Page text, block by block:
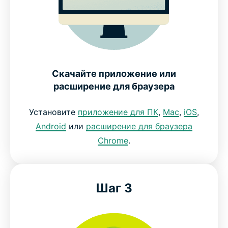
Скачайте приложение или
расширение для браузера
Установите приложение для ПК, Mac, iOS,
Android или расширение для браузера
Chrome.
Шаг 3